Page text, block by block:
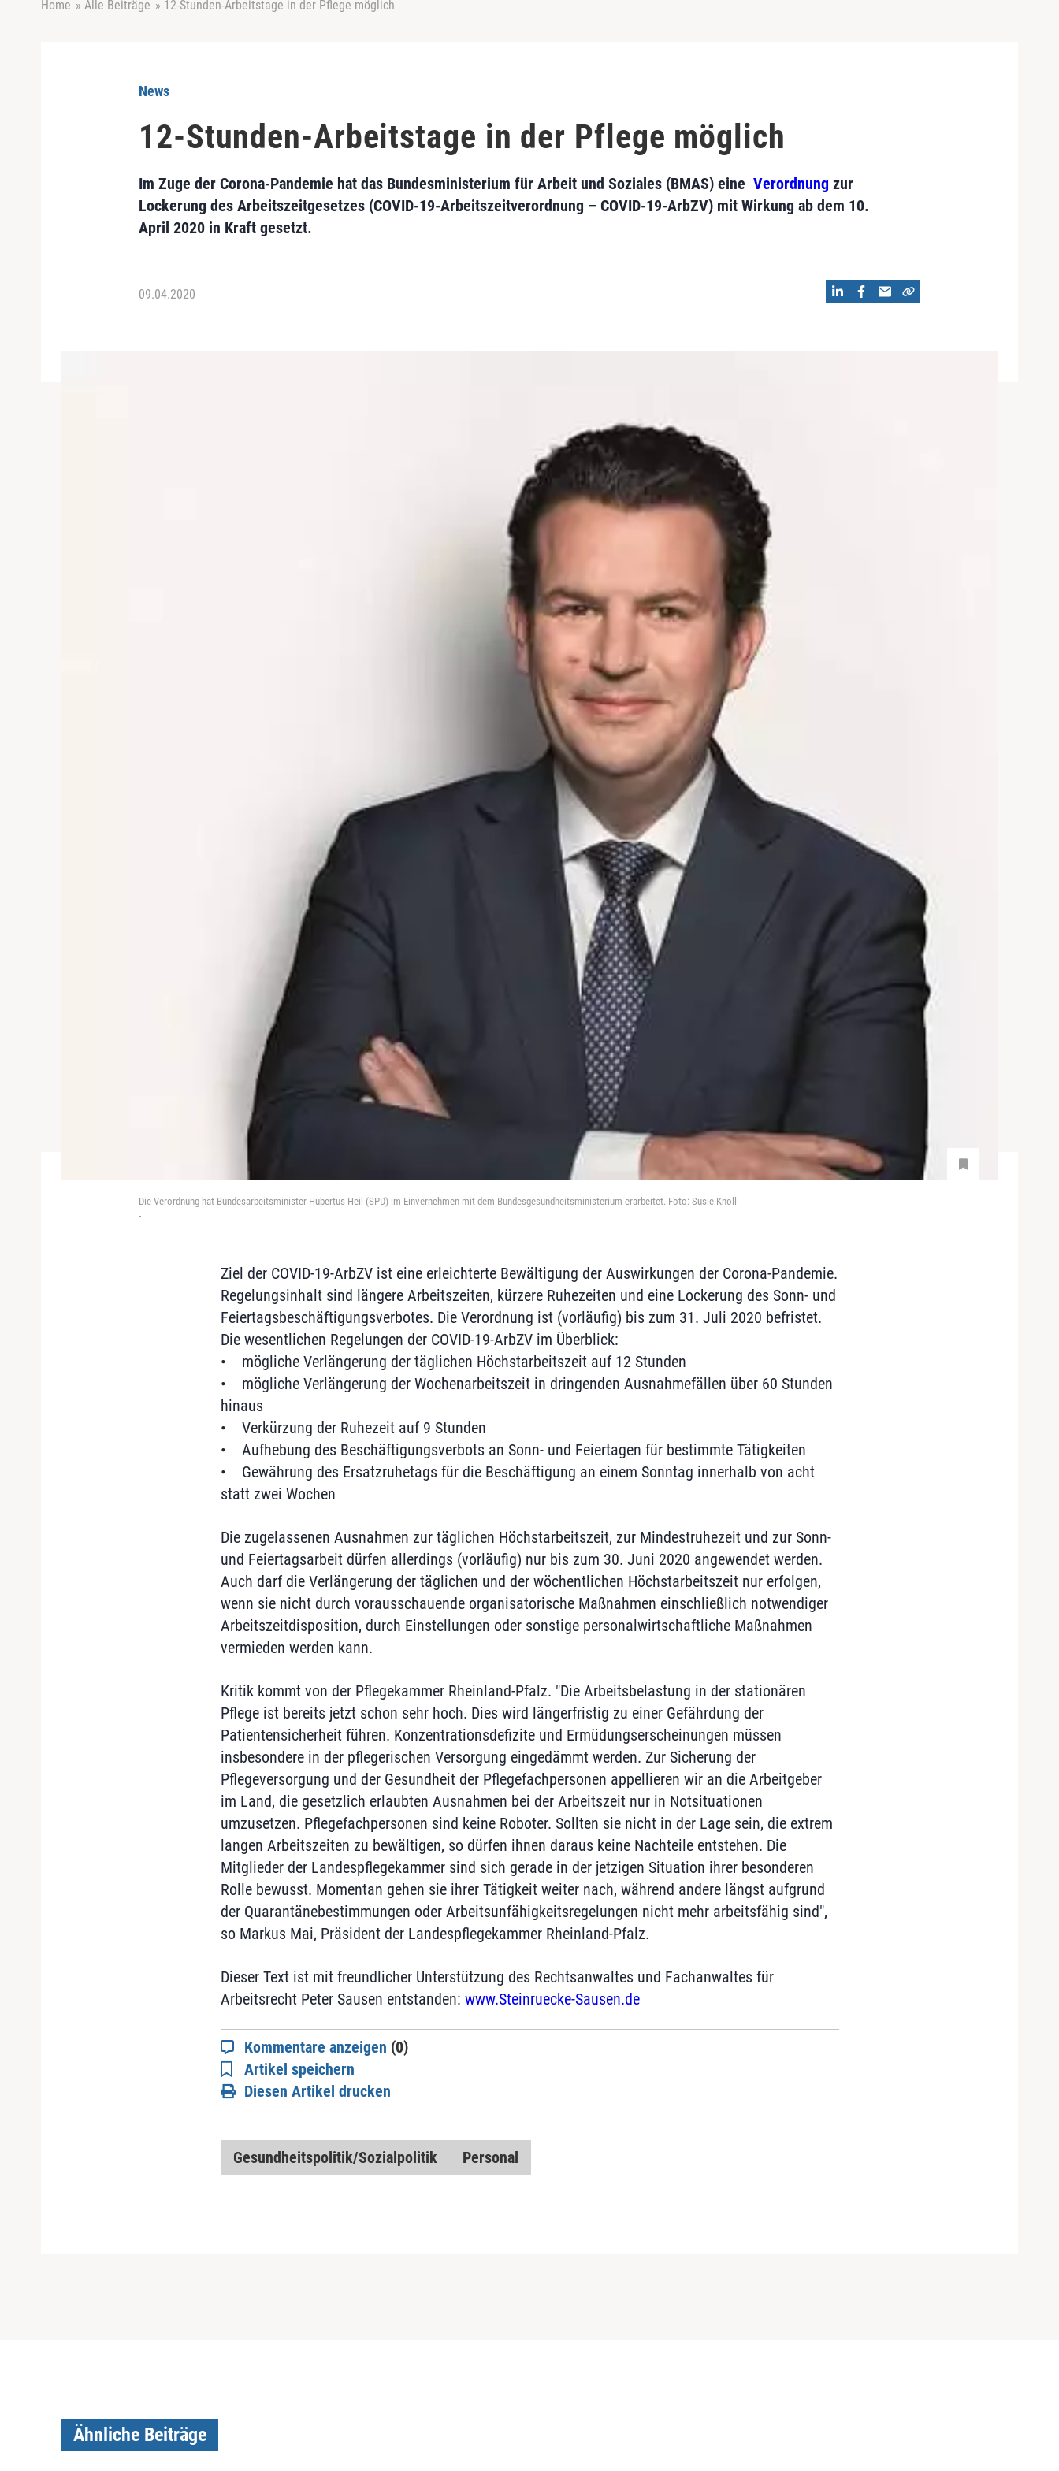
Home » Alle Beiträge » 12-Stunden-Arbeitstage in der Pflege möglich
News
12-Stunden-Arbeitstage in der Pflege möglich
Im Zuge der Corona-Pandemie hat das Bundesministerium für Arbeit und Soziales (BMAS) eine Verordnung zur
Lockerung des Arbeitszeitgesetzes (COVID-19-Arbeitszeitverordnung – COVID-19-ArbZV) mit Wirkung ab dem 10.
April 2020 in Kraft gesetzt.
09.04.2020
Die Verordnung hat Bundesarbeitsminister Hubertus Heil (SPD) im Einvernehmen mit dem Bundesgesundheitsministerium erarbeitet. Foto: Susie Knoll
-
Ziel der COVID-19-ArbZV ist eine erleichterte Bewältigung der Auswirkungen der Corona-Pandemie.
Regelungsinhalt sind längere Arbeitszeiten, kürzere Ruhezeiten und eine Lockerung des Sonn- und
Feiertagsbeschäftigungsverbotes. Die Verordnung ist (vorläufig) bis zum 31. Juli 2020 befristet.
Die wesentlichen Regelungen der COVID-19-ArbZV im Überblick:
• mögliche Verlängerung der täglichen Höchstarbeitszeit auf 12 Stunden
• mögliche Verlängerung der Wochenarbeitszeit in dringenden Ausnahmefällen über 60 Stunden
hinaus
• Verkürzung der Ruhezeit auf 9 Stunden
• Aufhebung des Beschäftigungsverbots an Sonn- und Feiertagen für bestimmte Tätigkeiten
• Gewährung des Ersatzruhetags für die Beschäftigung an einem Sonntag innerhalb von acht
statt zwei Wochen
Die zugelassenen Ausnahmen zur täglichen Höchstarbeitszeit, zur Mindestruhezeit und zur Sonn-
und Feiertagsarbeit dürfen allerdings (vorläufig) nur bis zum 30. Juni 2020 angewendet werden.
Auch darf die Verlängerung der täglichen und der wöchentlichen Höchstarbeitszeit nur erfolgen,
wenn sie nicht durch vorausschauende organisatorische Maßnahmen einschließlich notwendiger
Arbeitszeitdisposition, durch Einstellungen oder sonstige personalwirtschaftliche Maßnahmen
vermieden werden kann.
Kritik kommt von der Pflegekammer Rheinland-Pfalz. "Die Arbeitsbelastung in der stationären
Pflege ist bereits jetzt schon sehr hoch. Dies wird längerfristig zu einer Gefährdung der
Patientensicherheit führen. Konzentrationsdefizite und Ermüdungserscheinungen müssen
insbesondere in der pflegerischen Versorgung eingedämmt werden. Zur Sicherung der
Pflegeversorgung und der Gesundheit der Pflegefachpersonen appellieren wir an die Arbeitgeber
im Land, die gesetzlich erlaubten Ausnahmen bei der Arbeitszeit nur in Notsituationen
umzusetzen. Pflegefachpersonen sind keine Roboter. Sollten sie nicht in der Lage sein, die extrem
langen Arbeitszeiten zu bewältigen, so dürfen ihnen daraus keine Nachteile entstehen. Die
Mitglieder der Landespflegekammer sind sich gerade in der jetzigen Situation ihrer besonderen
Rolle bewusst. Momentan gehen sie ihrer Tätigkeit weiter nach, während andere längst aufgrund
der Quarantänebestimmungen oder Arbeitsunfähigkeitsregelungen nicht mehr arbeitsfähig sind",
so Markus Mai, Präsident der Landespflegekammer Rheinland-Pfalz.
Dieser Text ist mit freundlicher Unterstützung des Rechtsanwaltes und Fachanwaltes für
Arbeitsrecht Peter Sausen entstanden: www.Steinruecke-Sausen.de
Kommentare anzeigen (0)
Artikel speichern
Diesen Artikel drucken
Gesundheitspolitik/Sozialpolitik Personal
Ähnliche Beiträge